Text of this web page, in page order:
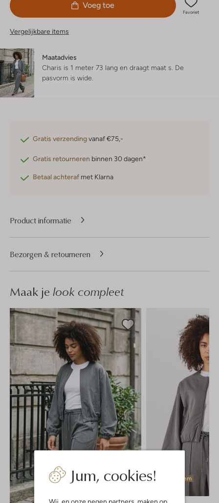
Jum, cookies!
Wij, en onze negen partners , maken op
Voeg toe
Favoriet
Vergelijkbare items
Maatadvies
Charis is 1 meter 73 lang en draagt maat s. De
pasvorm is wide
Gratis verzendingvanaf €75,-
Gratis retourneren binnen 30 dagen*
Betaal achteraf met Klarna
Product informatie
Bezorgen & retourneren
Maak je look compleet
Laatste item